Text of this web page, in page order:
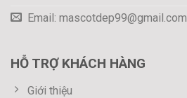
Email: mascotdep99@gmail.com
HỖ TRỢ KHÁCH HÀNG
Giới thiệu